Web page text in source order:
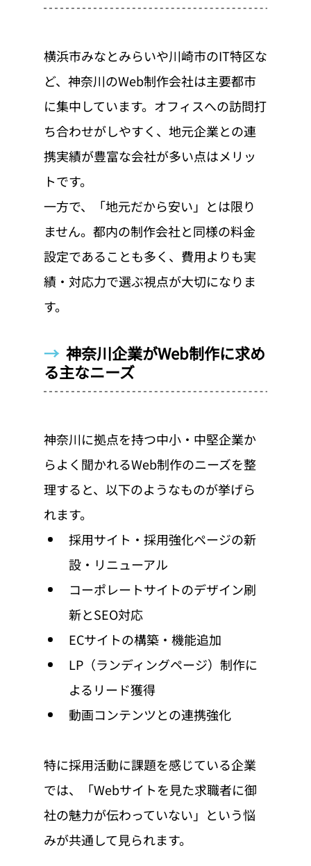
横浜市みなとみらいや川崎市のIT特区な
ど、神奈川のWeb制作会社は主要都市
に集中しています。オフィスへの訪問打
ち合わせがしやすく、地元企業との連
携実績が豊富な会社が多い点はメリッ
トです。
一方で、「地元だから安い」とは限り
ません。都内の制作会社と同様の料金
設定であることも多く、費用よりも実
績・対応力で選ぶ視点が大切になりま
す。
→ 神奈川企業がWeb制作に求め
る主なニーズ
神奈川に拠点を持つ中小・中堅企業か
らよく聞かれるWeb制作のニーズを整
理すると、以下のようなものが挙げら
れます。
採用サイト・採用強化ページの新
設・リニューアル
コーポレートサイトのデザイン刷
新とSEO対応
ECサイトの構築・機能追加
LP（ランディングページ）制作に
よるリード獲得
動画コンテンツとの連携強化
特に採用活動に課題を感じている企業
では、「Webサイトを見た求職者に御
社の魅力が伝わっていない」という悩
みが共通して見られます。